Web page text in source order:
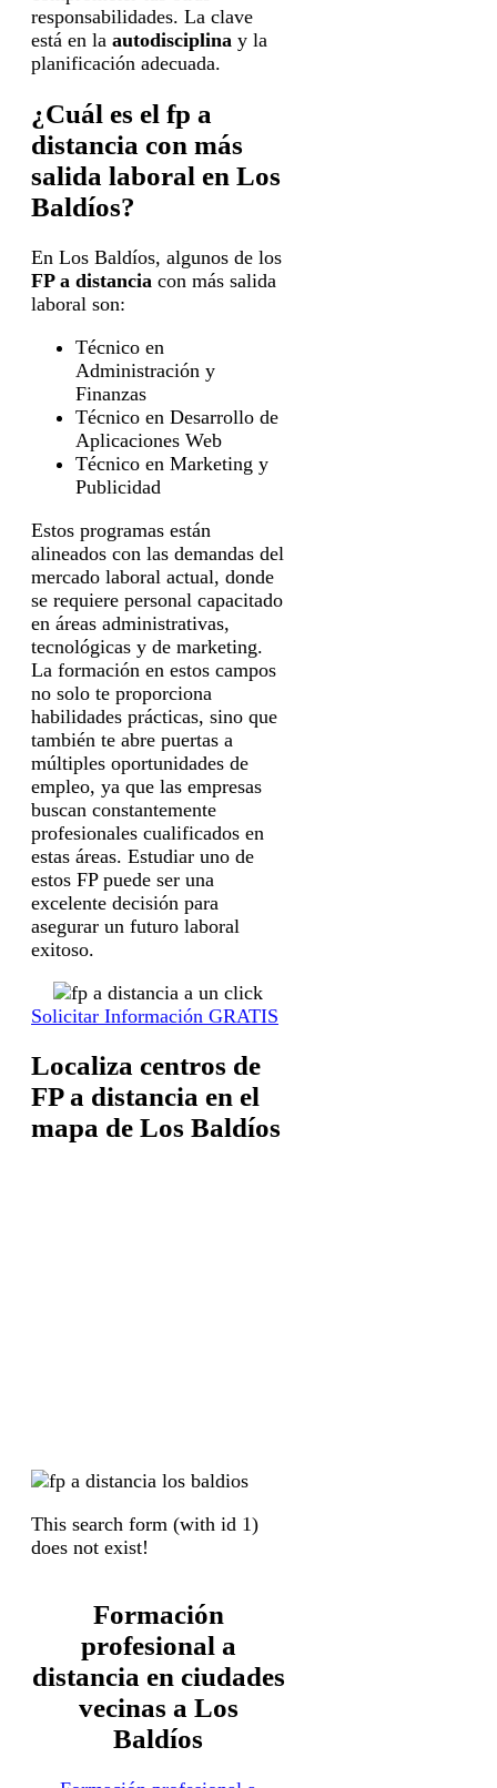
responsabilidades. La clave
está en la autodisciplina y la
planificación adecuada.
¿Cuál es el fp a
distancia con más
salida laboral en Los
Baldíos?
En Los Baldíos, algunos de los
FP a distancia con más salida
laboral son:
Técnico en
Administración y
Finanzas
Técnico en Desarrollo de
Aplicaciones Web
Técnico en Marketing y
Publicidad
Estos programas están
alineados con las demandas del
mercado laboral actual, donde
se requiere personal capacitado
en áreas administrativas,
tecnológicas y de marketing.
La formación en estos campos
no solo te proporciona
habilidades prácticas, sino que
también te abre puertas a
múltiples oportunidades de
empleo, ya que las empresas
buscan constantemente
profesionales cualificados en
estas áreas. Estudiar uno de
estos FP puede ser una
excelente decisión para
asegurar un futuro laboral
exitoso.
Solicitar Información GRATIS
Localiza centros de
FP a distancia en el
mapa de Los Baldíos
This search form (with id 1)
does not exist!
Formación
profesional a
distancia en ciudades
vecinas a Los
Baldíos